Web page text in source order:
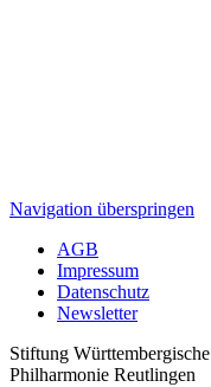
Navigation überspringen
AGB
Impressum
Datenschutz
Newsletter
Stiftung Württembergische
Philharmonie Reutlingen